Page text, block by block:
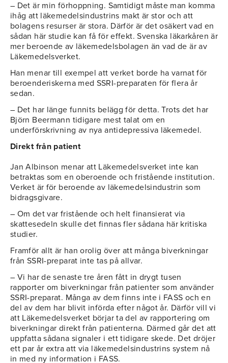
– Det är min förhoppning. Samtidigt måste man komma
ihåg att läkemedelsindustrins makt är stor och att
bolagens resurser är stora. Därför är det osäkert vad en
sådan här studie kan få för effekt. Svenska läkarkåren är
mer beroende av läkemedelsbolagen än vad de är av
Läkemedelsverket.
Han menar till exempel att verket borde ha varnat för
beroenderiskerna med SSRI-preparaten för flera år
sedan.
– Det har länge funnits belägg för detta. Trots det har
Björn Beermann tidigare mest talat om en
underförskrivning av nya antidepressiva läkemedel.
Direkt från patient
Jan Albinson menar att Läkemedelsverket inte kan
betraktas som en oberoende och fristående institution.
Verket är för beroende av läkemedelsindustrin som
bidragsgivare.
– Om det var fristående och helt finansierat via
skattesedeln skulle det finnas fler sådana här kritiska
studier.
Framför allt är han orolig över att många biverkningar
från SSRI-preparat inte tas på allvar.
– Vi har de senaste tre åren fått in drygt tusen
rapporter om biverkningar från patienter som använder
SSRI-preparat. Många av dem finns inte i FASS och en
del av dem har blivit införda efter något år. Därför vill vi
att Läkemedelsverket börjar ta del av rapportering om
biverkningar direkt från patienterna. Därmed går det att
uppfatta sådana signaler i ett tidigare skede. Det dröjer
ett par år extra att via läkemedelsindustrins system nå
in med ny information i FASS.